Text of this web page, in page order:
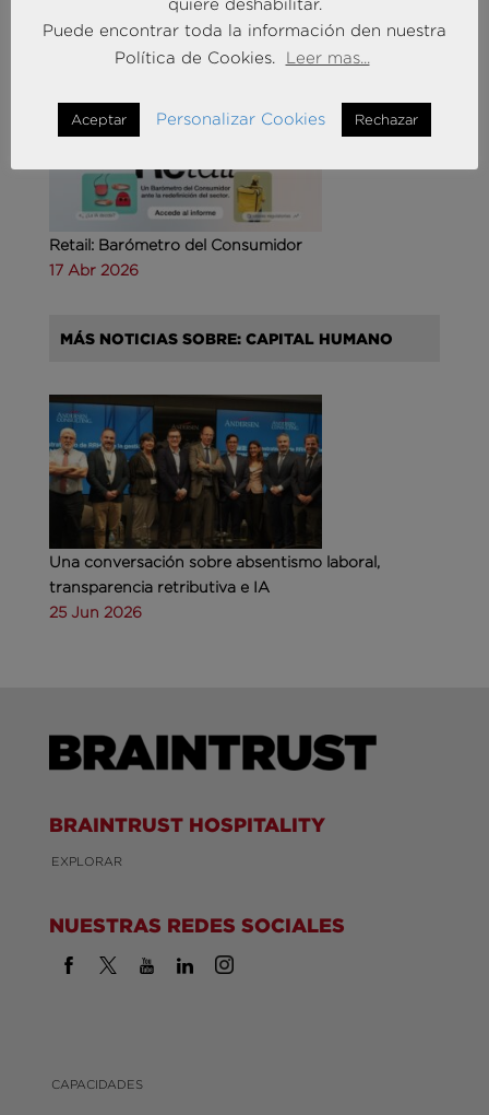
MÁS NOTICIAS SOBRE: CUSTOMER
EXPERIENCE
Retail: Barómetro del Consumidor
17 Abr 2026
MÁS NOTICIAS SOBRE: CAPITAL HUMANO
Una conversación sobre absentismo laboral,
transparencia retributiva e IA
25 Jun 2026
BRAINTRUST HOSPITALITY
EXPLORAR
NUESTRAS REDES SOCIALES
CAPACIDADES
quiere deshabilitar.
Puede encontrar toda la información den nuestra
Política de Cookies.
Leer mas...
Aceptar Personalizar Cookies Rechazar